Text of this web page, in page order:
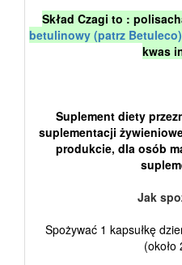
Skład Czagi to :
betulinowy (patrz
kwas
Suplement diety
suplementacji
produkcie, dla osób
Jak
Spożywać 1 kapsułkę
(około